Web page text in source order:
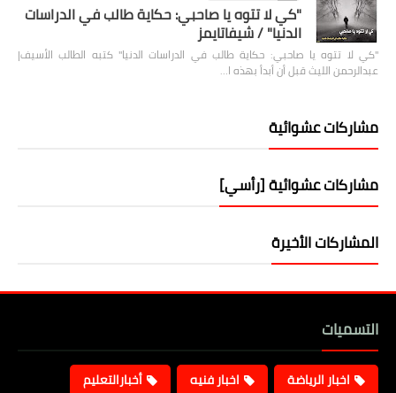
"كي لا تتوه يا صاحبي: حكاية طالب في الدراسات
الدنيا" / شيفاتايمز
"كي لا تتوه يا صاحبي: حكاية طالب في الدراسات الدنيا" كتبه الطالب الأسيف|
عبدالرحمن الليث قبل أن أبدأ بهذه ا…
مشاركات عشوائية
مشاركات عشوائية [رأسي]
المشاركات الأخيرة
التسميات
اخبار الرياضة اخبار فنيه
أخبارالتعليم